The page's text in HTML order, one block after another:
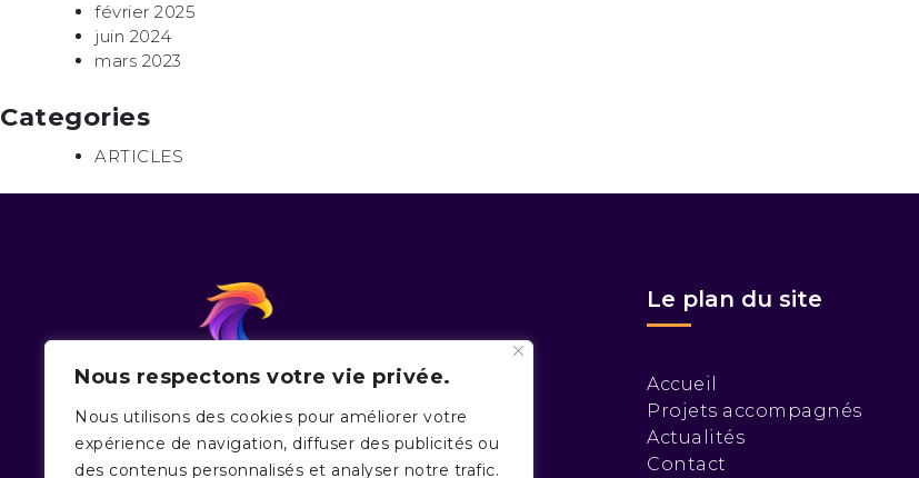
Nous respectons votre vie privée.
Nous utilisons des cookies pour améliorer votre
expérience de navigation, diffuser des publicités ou
des contenus personnalisés et analyser notre trafic.
février 2025
juin 2024
mars 2023
Categories
ARTICLES
repreneurs et chefs d’entreprises en
tant que conseil en financement.
Le plan du site
Accueil
Projets accompagnés
Actualités
Contact